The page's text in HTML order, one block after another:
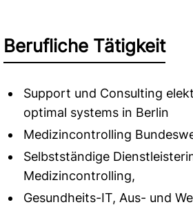
Berufliche Tätigkeit
Support und Consulting
optimal systems in Berlin
Medizincontrolling
Selbstständige
Medizincontrolling,
Gesundheits-IT, Aus- und